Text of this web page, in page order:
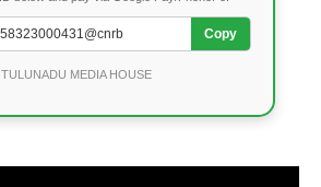
Copy
TULUNADU MEDIA HOUSE